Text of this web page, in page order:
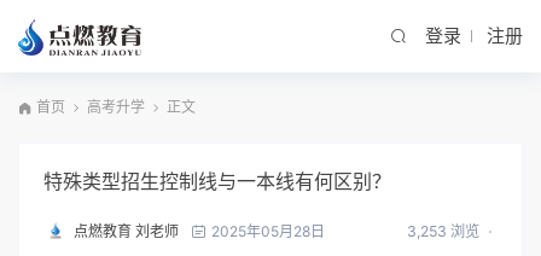
登录 注册
首页 高考升学 正文
特殊类型招生控制线与一本线有何区别？
点燃教育 刘老师 2025年05月28日 3,253 浏览